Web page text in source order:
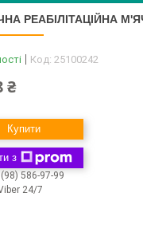
РЕАБІЛІТАЦІЙНА
Код: 25100242
₴
Купити
з
586-97-99
24/7